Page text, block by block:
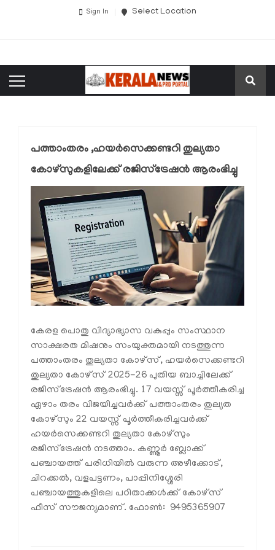
Sign In Select Location
പത്താംതരം ,ഹയർസെക്കണ്ടറി തുല്യതാ
കോഴ്‌സുകളിലേക്ക് രജിസ്‌ട്രേഷൻ ആരംഭിച്ചു
കേരള പൊതു വിദ്യാഭ്യാസ വകുപ്പും സംസ്ഥാന
സാക്ഷരത മിഷനും സംയുക്തമായി നടത്തുന്ന
പത്താംതരം തുല്യതാ കോഴ്‌സ്, ഹയർസെക്കണ്ടറി
തുല്യതാ കോഴ്‌സ് 2025-26 പുതിയ ബാച്ചിലേക്ക്
രജിസ്‌ട്രേഷൻ ആരംഭിച്ചു. 17 വയസ്സ് പൂർത്തീകരിച്ച
ഏഴാം തരം വിജയിച്ചവർക്ക് പത്താംതരം തുല്യത
കോഴ്‌സും 22 വയസ്സ് പൂർത്തീകരിച്ചവർക്ക്
ഹയർസെക്കണ്ടറി തുല്യതാ കോഴ്‌സും
രജിസ്‌ട്രേഷൻ നടത്താം. കണ്ണൂർ ബ്ലോക്ക്
പഞ്ചായത്ത് പരിധിയിൽ വരുന്ന അഴീക്കോട്,
ചിറക്കൽ, വളപട്ടണം, പാപ്പിനിശ്ശേരി
പഞ്ചായത്തുകളിലെ പഠിതാക്കൾക്ക് കോഴ്‌സ്
ഫീസ് സൗജന്യമാണ്. ഫോൺ: 9495365907